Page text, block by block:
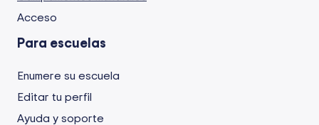
Acceso
Para escuelas
Enumere su escuela
Editar tu perfil
Ayuda y soporte